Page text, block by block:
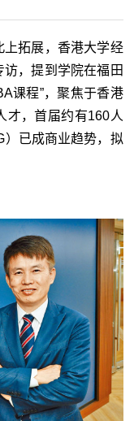
上拓展，香港大学经
，提到学院在福田
课程”，聚焦于香港
才，首届约有160人
）已成商业趋势，拟